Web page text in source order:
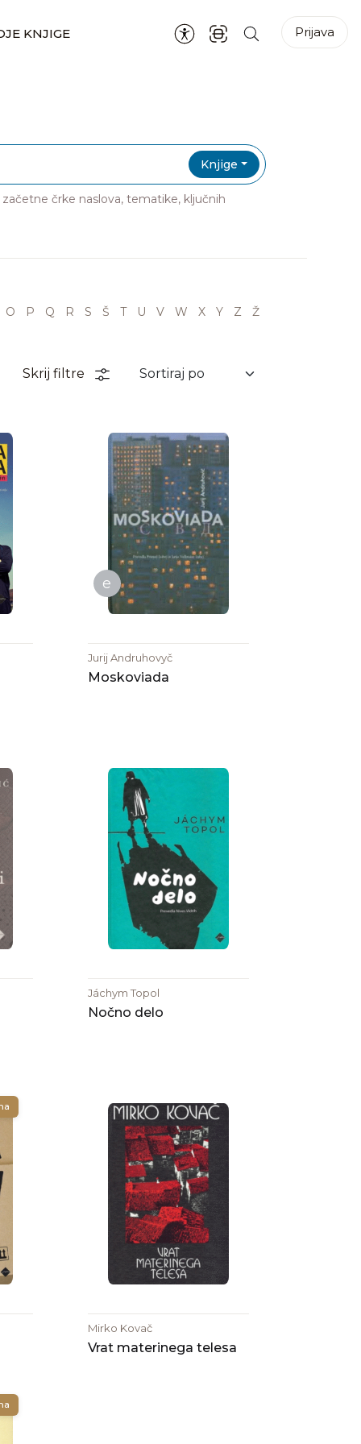
KNJIGE Prijava
Knjige
črke naslova, tematike, ključnih
O P Q R S Š T U V W X Y Z Ž
Skrij filtre
e
Jurij Andruhovyč
Moskoviada
Jáchym Topol
Nočno delo
Mirko Kovač
Vrat materinega telesa